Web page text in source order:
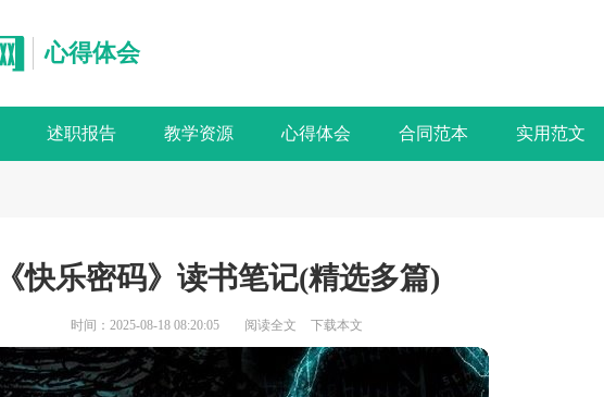
心得体会
述职报告 教学资源 心得体会 合同范本 实用范文
《快乐密码》读书笔记(精选多篇)
时间：2025-08-18 08:20:05 阅读全文 下载本文